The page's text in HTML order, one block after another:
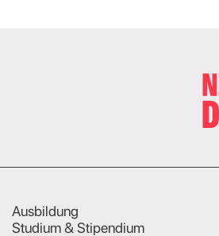
Ausbildung
Studium & Stipendium